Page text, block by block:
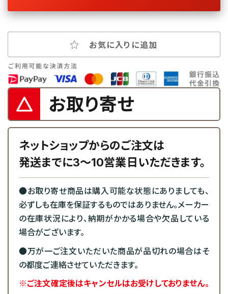
お気に入りに追加
お取り寄せ
ネットショップからのご注文は
発送までに3～10営業日いただきます。
●お取り寄せ商品は購入可能な状態にありましても、
必ずしも在庫を保証するものではありません。メーカー
の在庫状況により、納期がかかる場合や欠品している
場合がございます。
●万が一ご注文いただいた商品が品切れの場合はそ
の都度ご連絡させていただきます。
※ご注文確定後はキャンセルはお受けしておりません。